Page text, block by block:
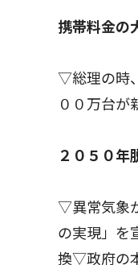
携帯料金の
▽総理の時
００万台が
２０５０年
▽異常気象
の実現」を
換▽政府の